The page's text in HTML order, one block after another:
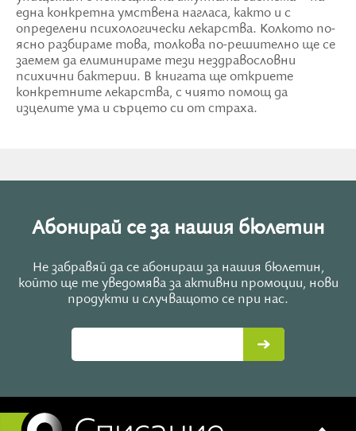
една конкретна умствена нагласа, както и с
определени психологически лекарства. Колкото по-
ясно разбираме това, толкова по-решително ще се
заемем да елиминираме тези нездравословни
психични бактерии. В книгата ще откриете
конкретните лекарства, с чиято помощ да
изцелите ума и сърцето си от страха.
Абонирай се за нашия бюлетин
Не забравяй да се абонираш за нашия бюлетин,
който ще те уведомява за активни промоции, нови
продукти и случващото се при нас.